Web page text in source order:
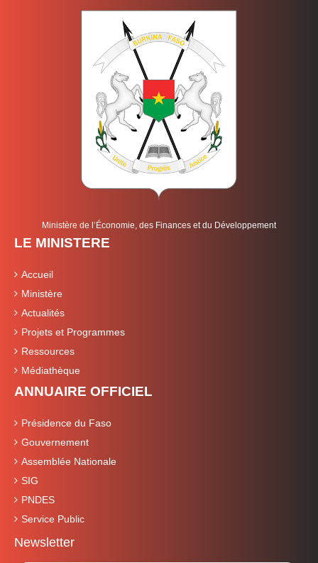
Ministère de l’Économie, des Finances et du Développement
LE MINISTERE
Accueil
Ministère
Actualités
Projets et Programmes
Ressources
Médiathèque
ANNUAIRE OFFICIEL
Présidence du Faso
Gouvernement
Assemblée Nationale
SIG
PNDES
Service Public
Newsletter